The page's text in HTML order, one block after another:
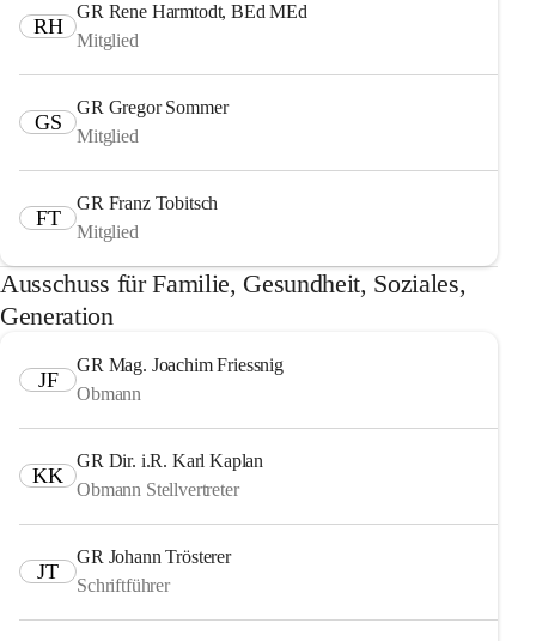
RH
GR Rene Harmtodt, BEd MEd
Mitglied
GS
GR Gregor Sommer
Mitglied
FT
GR Franz Tobitsch
Mitglied
Ausschuss für Familie, Gesundheit, Soziales,
Generation
JF
GR Mag. Joachim Friessnig
Obmann
KK
GR Dir. i.R. Karl Kaplan
Obmann Stellvertreter
JT
GR Johann Trösterer
Schriftführer